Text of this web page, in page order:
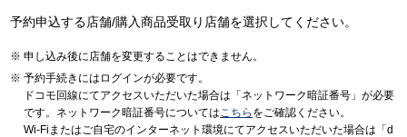
予約申込する店舗/購入商品受取り店舗を選択してください。
申し込み後に店舗を変更することはできません。
予約手続きにはログインが必要です。
ドコモ回線にてアクセスいただいた場合は「ネットワーク暗証番号」が必要
です。ネットワーク暗証番号についてはこちら をご確認ください。
Wi-Fiまたはご自宅のインターネット環境にてアクセスいただいた場合は「d